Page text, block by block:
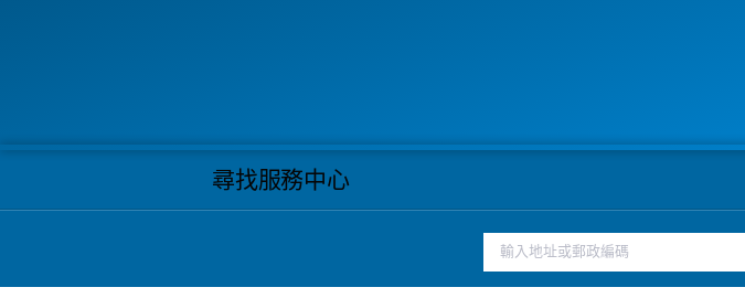
尋找服務中心